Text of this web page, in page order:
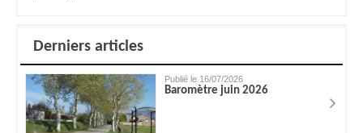
Derniers articles
Publié le 16/07/2026
Baromètre juin 2026